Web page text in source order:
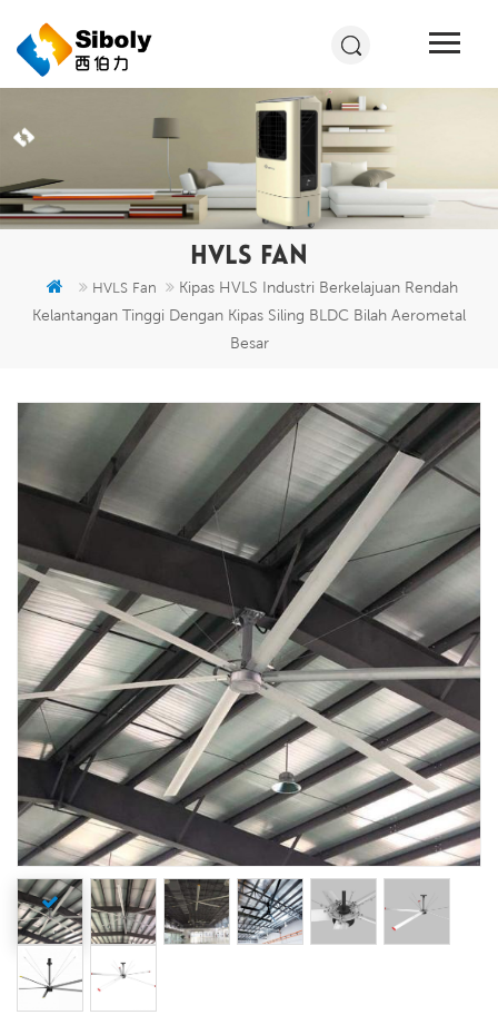
HVLS FAN
HVLS Fan
Kipas HVLS Industri Berkelajuan Rendah
Kelantangan Tinggi Dengan Kipas Siling BLDC Bilah Aerometal
Besar